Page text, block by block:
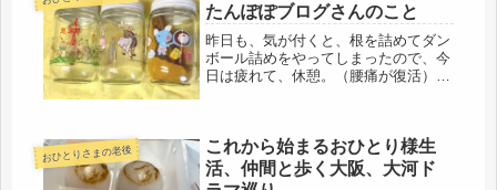
たんぽぽブログさんのこと
昨日も、気が付くと、根を詰めてダン
ボール詰めをやってしまったので、今
日は疲れて、休憩。（腰痛が復活）夫
タバタするのもイヤだし、スマートに
荷...
おひとりさまの老後
これから始まるおひとり様生
活、仲間と歩く大阪、大河ド